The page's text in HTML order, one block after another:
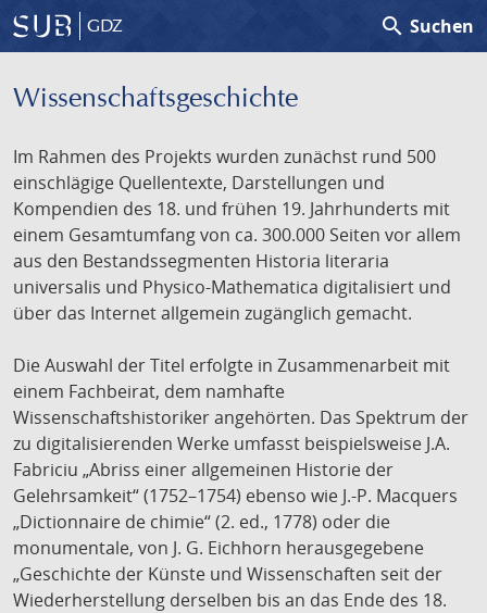
GDZ search Suchen
Wissenschafts­geschichte
Im Rahmen des Projekts wurden zunächst rund 500
einschlägige Quellentexte, Darstellungen und
Kompendien des 18. und frühen 19. Jahrhunderts mit
einem Gesamtumfang von ca. 300.000 Seiten vor allem
aus den Bestandssegmenten Historia literaria
universalis und Physico-Mathematica digitalisiert und
über das Internet allgemein zugänglich gemacht.
Die Auswahl der Titel erfolgte in Zusammenarbeit mit
einem Fachbeirat, dem namhafte
Wissenschaftshistoriker angehörten. Das Spektrum der
zu digitalisierenden Werke umfasst beispielsweise J.A.
Fabriciu „Abriss einer allgemeinen Historie der
Gelehrsamkeit“ (1752–1754) ebenso wie J.-P. Macquers
„Dictionnaire de chimie“ (2. ed., 1778) oder die
monumentale, von J. G. Eichhorn herausgegebene
„Geschichte der Künste und Wissenschaften seit der
Wiederherstellung derselben bis an das Ende des 18.